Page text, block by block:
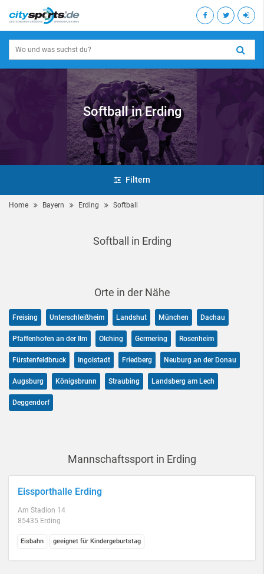
Softball in Erding
Filtern
Home Bayern Erding Softball
Softball in Erding
Orte in der Nähe
Freising Unterschleißheim Landshut München Dachau
Pfaffenhofen an der Ilm Olching Germering Rosenheim
Fürstenfeldbruck Ingolstadt Friedberg Neuburg an der Donau
Augsburg Königsbrunn Straubing Landsberg am Lech
Deggendorf
Mannschaftssport in Erding
Eissporthalle Erding
Am Stadion 14
85435 Erding
Eisbahn geeignet für Kindergeburtstag